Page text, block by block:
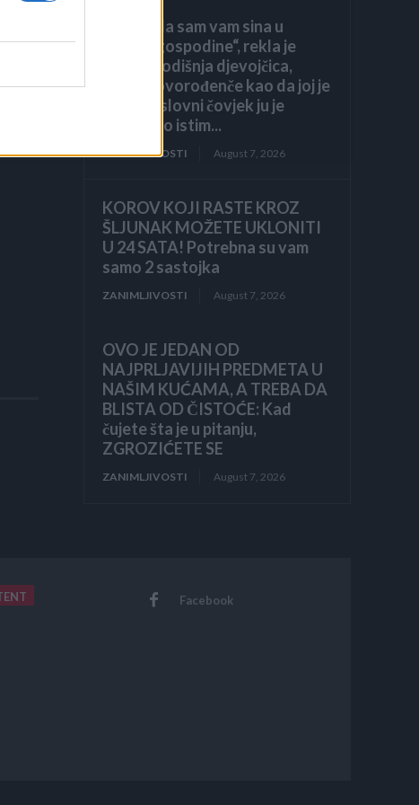
„Pronašla sam vam sina u
smeću, gospodine“, rekla je
sedmogodišnja djevojčica,
grleći novorođenče kao da joj je
brat. Poslovni čovjek ju je
pogledao istim...
ZANIMLJIVOSTI August 7, 2026
KOROV KOJI RASTE KROZ
ŠLJUNAK MOŽETE UKLONITI
U 24 SATA! Potrebna su vam
samo 2 sastojka
ZANIMLJIVOSTI August 7, 2026
OVO JE JEDAN OD
NAJPRLJAVIJIH PREDMETA U
NAŠIM KUĆAMA, A TREBA DA
BLISTA OD ČISTOĆE: Kad
čujete šta je u pitanju,
ZGROZIĆETE SE
ZANIMLJIVOSTI August 7, 2026
Facebook